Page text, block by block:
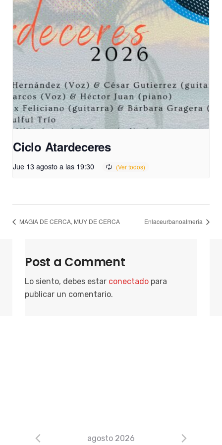
Ciclo Atardeceres
Jue 13 agosto a las 19:30
MAGIA DE CERCA, MUY DE CERCA Enlaceurbanoalmeria
Post a Comment
Lo siento, debes estar conectado para
publicar un comentario.
agosto 2026